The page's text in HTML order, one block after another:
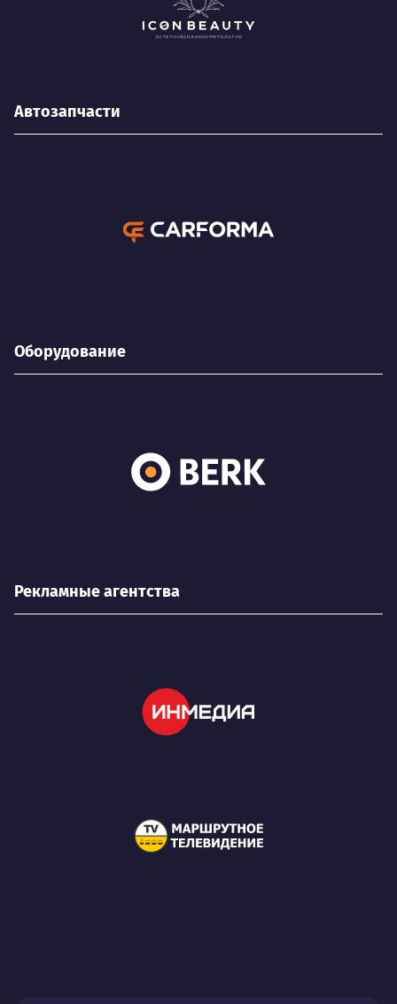
Автозапчасти
Оборудование
Рекламные агентства